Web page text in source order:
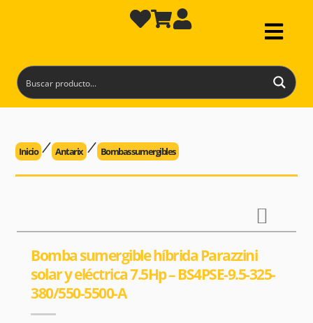
Inicio Antarix Bombas sumergibles
Bomba sumergible híbrida Parazzini
solar y eléctrica 7.5Hp – BS4PSE-9.5-325-
380/550-5500-A